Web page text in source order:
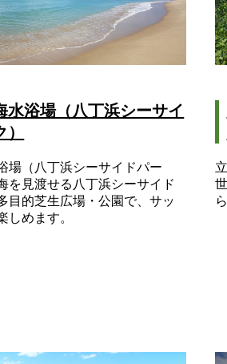
水浴場（八丁浜シーサイ
場（八丁浜シーサイドパー
を見渡せる八丁浜シーサイド
目的芝生広場・公園で、サッ
しめます。